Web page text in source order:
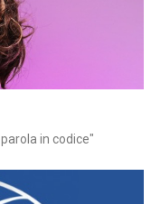
in codice"